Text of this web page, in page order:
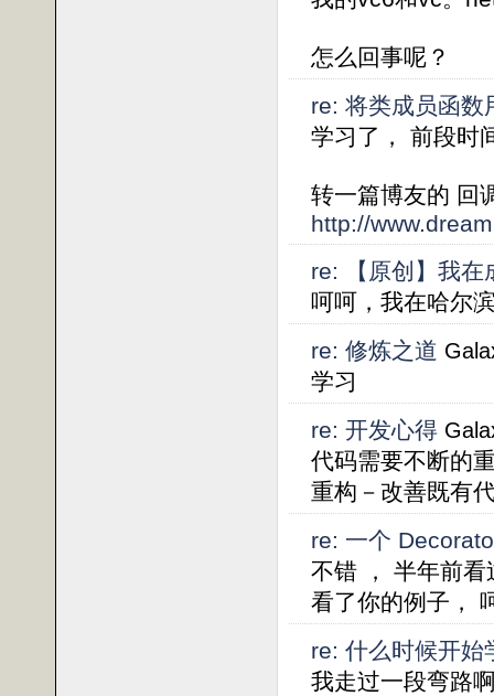
怎么回事呢？
re: 将类成员函数
学习了， 前段时
转一篇博友的 回
http://
re: 【原创】我
呵呵，我在哈尔
re: 修炼之道
学习
re: 开发心得
代码需要不断的
重构－改善既有
re: 一个
不错 ， 半年前
看了你的例子，
re: 什么时候开始
我走过一段弯路